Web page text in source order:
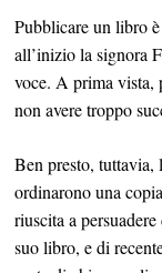
Pubblicare un libro
all’inizio la signora
voce. A prima vista,
non avere troppo
Ben presto,
ordinarono una
riuscita a
suo libro, e di